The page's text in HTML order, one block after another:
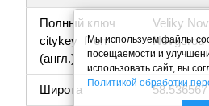
Полный ключ
citykey_f_en
(англ.)
Veliky
Novgorod
Широта 58.536567
Мы используем файлы
посещаемости и
использовать сайт, вы
Политикой обработки